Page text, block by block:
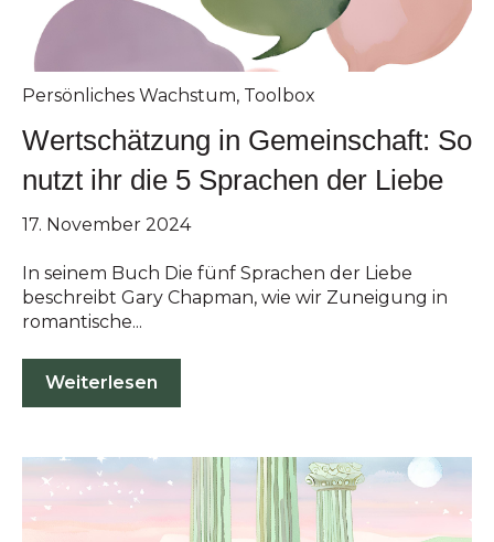
Persönliches Wachstum, Toolbox
Wertschätzung in Gemeinschaft: So
nutzt ihr die 5 Sprachen der Liebe
17. November 2024
In seinem Buch Die fünf Sprachen der Liebe
beschreibt Gary Chapman, wie wir Zuneigung in
romantische...
Weiterlesen